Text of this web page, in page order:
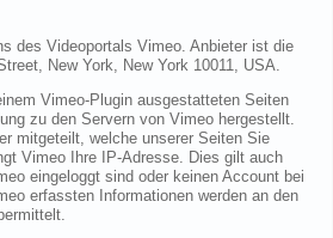
des Videoportals Vimeo. Anbieter ist die
New York, New York 10011, USA.
Vimeo-Plugin ausgestatteten Seiten
zu den Servern von Vimeo hergestellt.
mitgeteilt, welche unserer Seiten Sie
Vimeo Ihre IP-Adresse. Dies gilt auch
eingeloggt sind oder keinen Account bei
erfassten Informationen werden an den